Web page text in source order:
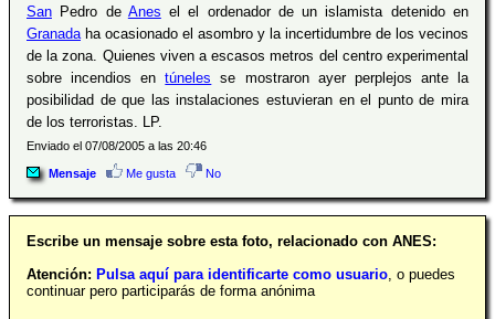
San Pedro de Anes el el ordenador de un islamista detenido en
Granadaha ocasionado el asombro y la incertidumbre de los vecinos
de la zona. Quienes viven a escasos metros del centro experimental
sobre incendios entúneles se mostraron ayer perplejos ante la
posibilidad de que las instalaciones estuvieran en el punto de mira
de los terroristas. LP.
Enviado el 07/08/2005 a las 20:46
Mensaje Me gusta No
Escribe un mensaje sobre esta foto, relacionado con ANES:
Atención: Pulsa aquí para identificarte como usuario, o puedes
continuar pero participarás de forma anónima